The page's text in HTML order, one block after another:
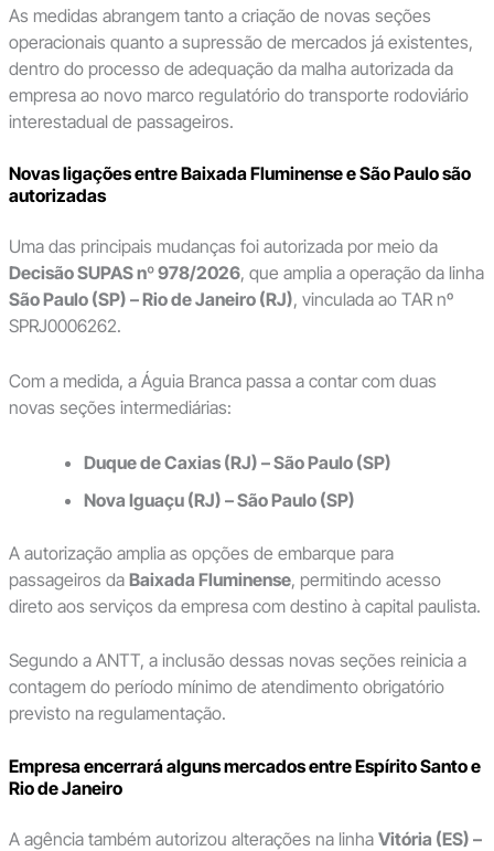
As medidas abrangem tanto a criação de novas seções
operacionais quanto a supressão de mercados já existentes,
dentro do processo de adequação da malha autorizada da
empresa ao novo marco regulatório do transporte rodoviário
interestadual de passageiros.
Novas ligações entre Baixada Fluminense e São Paulo são
autorizadas
Uma das principais mudanças foi autorizada por meio da
Decisão SUPAS nº 978/2026, que amplia a operação da linha
São Paulo (SP) – Rio de Janeiro (RJ), vinculada ao TAR nº
SPRJ0006262.
Com a medida, a Águia Branca passa a contar com duas
novas seções intermediárias:
Duque de Caxias (RJ) – São Paulo (SP)
Nova Iguaçu (RJ) – São Paulo (SP)
A autorização amplia as opções de embarque para
passageiros da Baixada Fluminense, permitindo acesso
direto aos serviços da empresa com destino à capital paulista.
Segundo a ANTT, a inclusão dessas novas seções reinicia a
contagem do período mínimo de atendimento obrigatório
previsto na regulamentação.
Empresa encerrará alguns mercados entre Espírito Santo e
Rio de Janeiro
A agência também autorizou alterações na linha Vitória (ES) –